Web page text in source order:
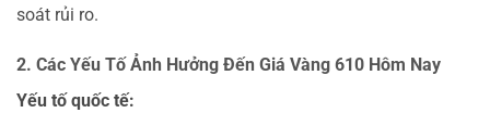
soát rủi ro.
2. Các Yếu Tố Ảnh Hưởng Đến Giá Vàng 610 Hôm Nay
Yếu tố quốc tế: